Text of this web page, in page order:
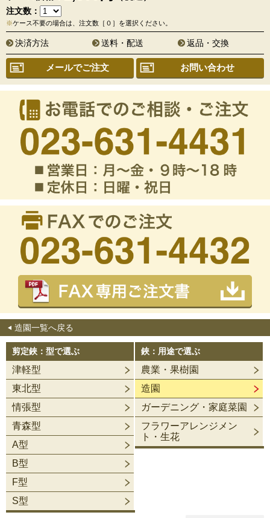
注文数：
※ケース不要の場合は、注文数［０］を選択ください。
決済方法 送料・配送 返品・交換
メールでご注文 お問い合わせ
造園一覧へ戻る
剪定鋏：型で選ぶ
津軽型
東北型
情張型
青森型
A型
B型
F型
S型
鋏：用途で選ぶ
農業・果樹園
造園
ガーデニング・家庭菜園
フラワーアレンジメン
ト・生花